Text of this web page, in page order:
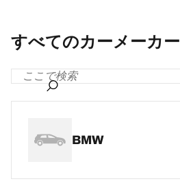
すべてのカーメーカー
BMW